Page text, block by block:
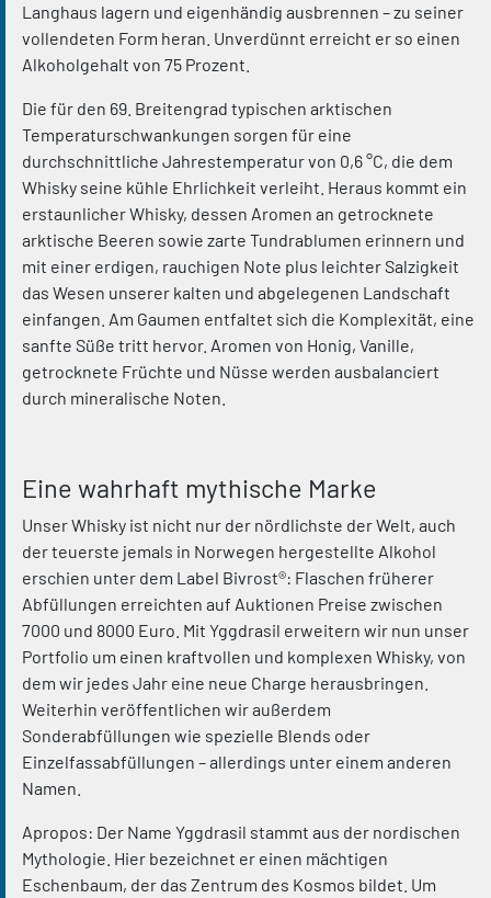
Langhaus lagern und eigenhändig ausbrennen – zu seiner
vollendeten Form heran. Unverdünnt erreicht er so einen
Alkoholgehalt von 75 Prozent.
Die für den 69. Breitengrad typischen arktischen
Temperaturschwankungen sorgen für eine
durchschnittliche Jahrestemperatur von 0,6 °C, die dem
Whisky seine kühle Ehrlichkeit verleiht. Heraus kommt ein
erstaunlicher Whisky, dessen Aromen an getrocknete
arktische Beeren sowie zarte Tundrablumen erinnern und
mit einer erdigen, rauchigen Note plus leichter Salzigkeit
das Wesen unserer kalten und abgelegenen Landschaft
einfangen. Am Gaumen entfaltet sich die Komplexität, eine
sanfte Süße tritt hervor. Aromen von Honig, Vanille,
getrocknete Früchte und Nüsse werden ausbalanciert
durch mineralische Noten.
Eine wahrhaft mythische Marke
Unser Whisky ist nicht nur der nördlichste der Welt, auch
der teuerste jemals in Norwegen hergestellte Alkohol
erschien unter dem Label Bivrost®: Flaschen früherer
Abfüllungen erreichten auf Auktionen Preise zwischen
7000 und 8000 Euro. Mit Yggdrasil erweitern wir nun unser
Portfolio um einen kraftvollen und komplexen Whisky, von
dem wir jedes Jahr eine neue Charge herausbringen.
Weiterhin veröffentlichen wir außerdem
Sonderabfüllungen wie spezielle Blends oder
Einzelfassabfüllungen – allerdings unter einem anderen
Namen.
Apropos: Der Name Yggdrasil stammt aus der nordischen
Mythologie. Hier bezeichnet er einen mächtigen
Eschenbaum, der das Zentrum des Kosmos bildet. Um